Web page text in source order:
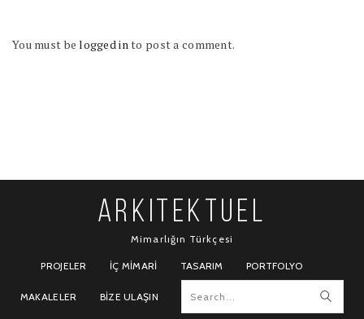
You must belogged in to post a comment.
ARKITEKTUEL
Mimarlığın Türkçesi
PROJELER İÇ MIMARI TASARIM PORTFOLYO
MAKALELER BIZE ULAŞIN